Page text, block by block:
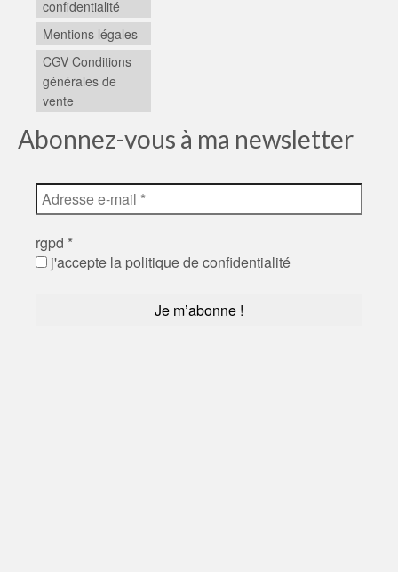
confidentialité
Mentions légales
CGV Conditions
générales de
vente
Abonnez-vous à ma newsletter
rgpd *
j'accepte la politique de confidentialité